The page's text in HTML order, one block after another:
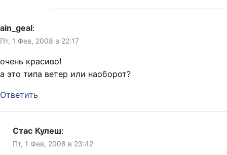
ain_geal:
Пт, 1 Фев, 2008 в 22:17
очень красиво!
а это типа ветер или наоборот?
Ответить
Стас Кулеш:
Пт, 1 Фев, 2008 в 23:42